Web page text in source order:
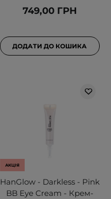
749,00 ГРН
ДОДАТИ ДО КОШИКА
АКЦІЯ
HanGlow - Darkless - Pink
BB Eye Cream - Крем-